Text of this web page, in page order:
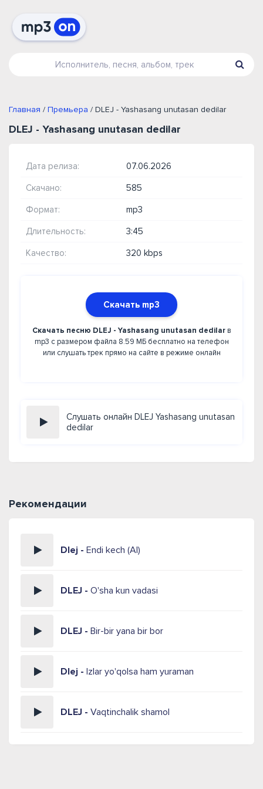
Главная / Премьера / DLEJ - Yashasang unutasan dedilar
DLEJ - Yashasang unutasan dedilar
Дата релиза: 07.06.2026
Скачано: 585
Формат: mp3
Длительность: 3:45
Качество: 320 kbps
Скачать mp3
Скачать песню DLEJ - Yashasang unutasan dedilarв
mp3 с размером файла 8.59 МБ бесплатно на телефон
или слушать трек прямо на сайте в режиме онлайн
Слушать онлайн DLEJ Yashasang unutasan
dedilar
Рекомендации
Dlej - Endi kech (AI)
DLEJ - O'sha kun vadasi
DLEJ - Bir-bir yana bir bor
Dlej - Izlar yo'qolsa ham yuraman
DLEJ - Vaqtinchalik shamol